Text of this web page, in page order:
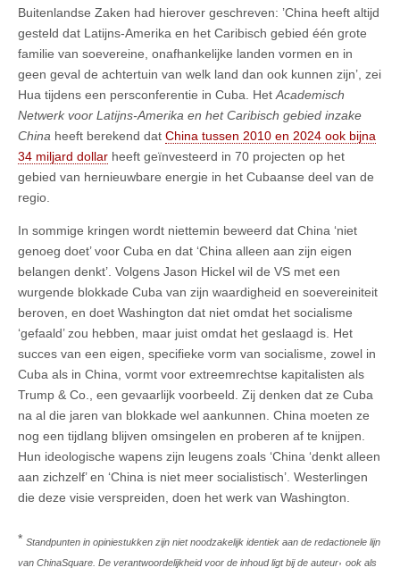
Buitenlandse Zaken had hierover geschreven: ’China heeft altijd
gesteld dat Latijns-Amerika en het Caribisch gebied één grote
familie van soevereine, onafhankelijke landen vormen en in
geen geval de achtertuin van welk land dan ook kunnen zijn’, zei
Hua tijdens een persconferentie in Cuba. Het Academisch
Netwerk voor Latijns-Amerika en het Caribisch gebied inzake
China heeft berekend dat China tussen 2010 en 2024 ook bijna
34 miljard dollar heeft geïnvesteerd in 70 projecten op het
gebied van hernieuwbare energie in het Cubaanse deel van de
regio.
In sommige kringen wordt niettemin beweerd dat China ‘niet
genoeg doet’ voor Cuba en dat ‘China alleen aan zijn eigen
belangen denkt’. Volgens Jason Hickel wil de VS met een
wurgende blokkade Cuba van zijn waardigheid en soevereiniteit
beroven, en doet Washington dat niet omdat het socialisme
‘gefaald’ zou hebben, maar juist omdat het geslaagd is. Het
succes van een eigen, specifieke vorm van socialisme, zowel in
Cuba als in China, vormt voor extreemrechtse kapitalisten als
Trump & Co., een gevaarlijk voorbeeld. Zij denken dat ze Cuba
na al die jaren van blokkade wel aankunnen. China moeten ze
nog een tijdlang blijven omsingelen en proberen af te knijpen.
Hun ideologische wapens zijn leugens zoals ‘China ‘denkt alleen
aan zichzelf’ en ‘China is niet meer socialistisch’. Westerlingen
die deze visie verspreiden, doen het werk van Washington.
* Standpunten in opiniestukken zijn niet noodzakelijk identiek aan de redactionele lijn
van ChinaSquare. De verantwoordelijkheid voor de inhoud ligt bij de auteur
ook als